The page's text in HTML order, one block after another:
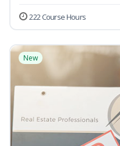
222 Course Hours
New